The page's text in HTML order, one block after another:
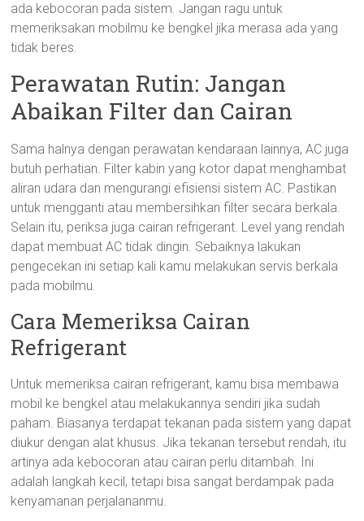
ada kebocoran pada sistem. Jangan ragu untuk
memeriksakan mobilmu ke bengkel jika merasa ada yang
tidak beres.
Perawatan Rutin: Jangan
Abaikan Filter dan Cairan
Sama halnya dengan perawatan kendaraan lainnya, AC juga
butuh perhatian. Filter kabin yang kotor dapat menghambat
aliran udara dan mengurangi efisiensi sistem AC. Pastikan
untuk mengganti atau membersihkan filter secara berkala.
Selain itu, periksa juga cairan refrigerant. Level yang rendah
dapat membuat AC tidak dingin. Sebaiknya lakukan
pengecekan ini setiap kali kamu melakukan servis berkala
pada mobilmu.
Cara Memeriksa Cairan
Refrigerant
Untuk memeriksa cairan refrigerant, kamu bisa membawa
mobil ke bengkel atau melakukannya sendiri jika sudah
paham. Biasanya terdapat tekanan pada sistem yang dapat
diukur dengan alat khusus. Jika tekanan tersebut rendah, itu
artinya ada kebocoran atau cairan perlu ditambah. Ini
adalah langkah kecil, tetapi bisa sangat berdampak pada
kenyamanan perjalananmu.